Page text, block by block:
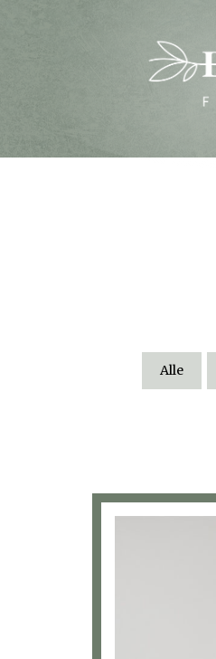
Alle